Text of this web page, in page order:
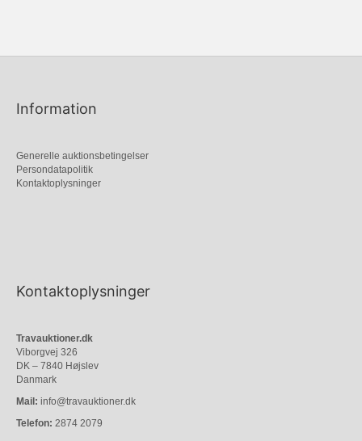
Information
Generelle auktionsbetingelser
Persondatapolitik
Kontaktoplysninger
Kontaktoplysninger
Travauktioner.dk
Viborgvej 326
DK – 7840 Højslev
Danmark
Mail: info@travauktioner.dk
Telefon: 2874 2079